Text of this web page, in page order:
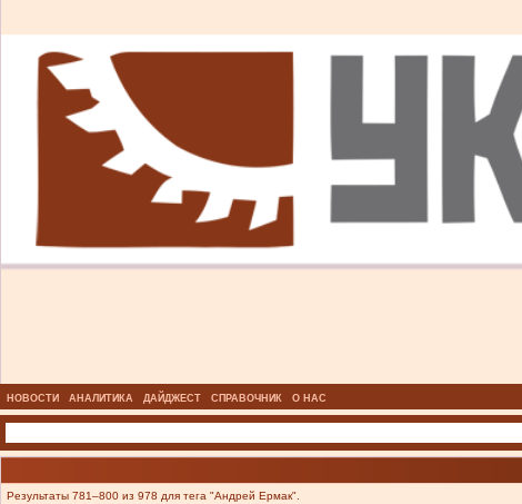
НОВОСТИ АНАЛИТИКА ДАЙДЖЕСТ СПРАВОЧНИК О НАС
Результаты 781–800 из 978 для тега "Андрей Ермак".